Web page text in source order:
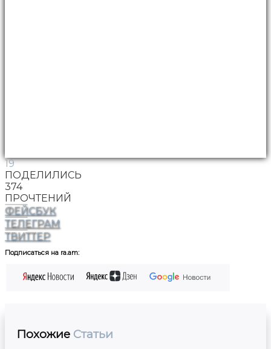
19
ПОДЕЛИЛИСЬ
374
ПРОЧТЕНИЙ
ФЕЙСБУК
ТЕЛЕГРАМ
ТВИТТЕР
Подписаться на ra.am:
Похожие Статьи